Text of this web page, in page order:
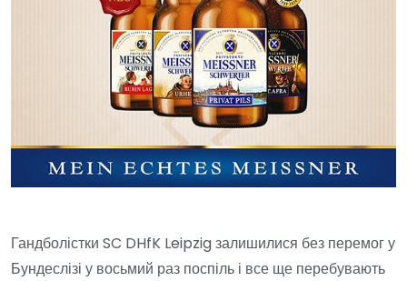
Гандболістки SC DHfK Leipzig залишилися без перемог у
Бундеслізі у восьмий раз поспіль і все ще перебувають